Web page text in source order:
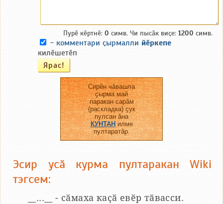
Пурӗ кӗртнӗ: 0 симв. Чи пысӑк виҫе: 1200 симв.
- комментари ҫырмалли йӗркепе
килӗшетӗп
Сирӗн чӑвашла
ҫырма май
паракан сарӑм
(раскладка) ҫук
пулсан ӑна
КУНТАНилме
пултаратӑр.
Эсир усӑ курма пултаракан Wiki
тэгсем:
__...__ - сӑмаха каҫӑ евӗр тӑвасси.